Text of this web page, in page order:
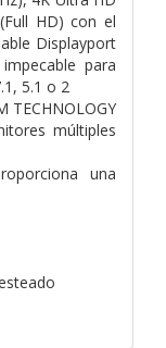
HD) con el
Displayport
para
5.1 o 2
TECHNOLOGY
múltiples
una